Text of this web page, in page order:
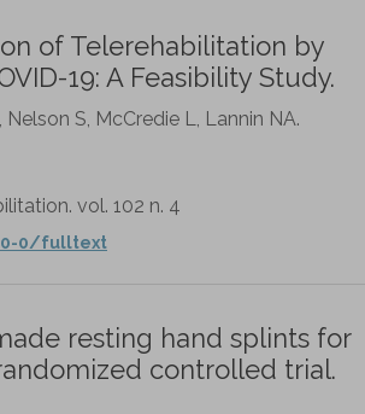
of Telerehabilitation by
19: A Feasibility Study.
S, McCredie L, Lannin NA.
vol. 102 n. 4
0/fulltext
resting hand splints for
controlled trial.